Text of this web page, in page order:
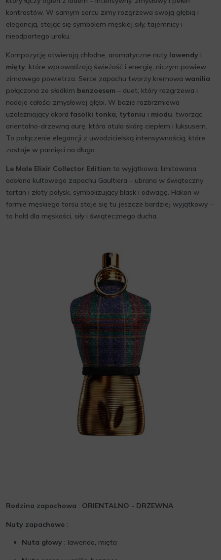
kontrastów. W samym sercu zimy rozgrzewa swoją głębią i
elegancją, stając się symbolem męskiej siły, tajemnicy i
nieodpartego uroku.
Kompozycję otwierają chłodne, aromatyczne nuty lawendy i
mięty, które wprowadzają świeżość i energię, niczym powiew
zimowego powietrza. Serce zapachu tworzy kremowa wanilia
połączona ze słodkim benzoesem – duet, który rozgrzewa i
nadaje całości zmysłowej głębi. W bazie rozbrzmiewa
uzależniający akord fasolki tonka, tytoniu i miodu, tworząc
orientalno-drzewną aurę, która otula skórę ciepłem i luksusem.
To połączenie elegancji z uwodzicielską intensywnością, które
zostaje w pamięci na długo.
Le Male Elixir Collector Edition to wyjątkowa, limitowana
odsłona kultowego zapachu Gaultiera – ubrana w świąteczny
tartan i złoty połysk, symbolizujący blask i odwagę. Flakon w
formie męskiego torsu staje się tu jeszcze bardziej wyjątkowy –
to hołd dla męskości, siły i świątecznego ducha.
Rodzina zapachowa : ORIENTALNO - DRZEWNA
Nuty zapachowe :
Nuta głowy : lawenda, mięta